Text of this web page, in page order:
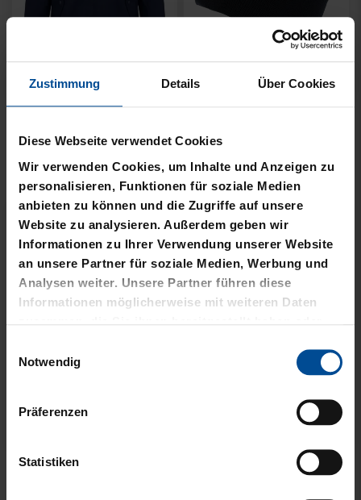
Zustimmung Details Über Cookies
Diese Webseite verwendet Cookies
Wir verwenden Cookies, um Inhalte und Anzeigen zu
personalisieren, Funktionen für soziale Medien
anbieten zu können und die Zugriffe auf unsere
Website zu analysieren. Außerdem geben wir
Informationen zu Ihrer Verwendung unserer Website
an unsere Partner für soziale Medien, Werbung und
Analysen weiter. Unsere Partner führen diese
Informationen möglicherweise mit weiteren Daten
gesammelt haben.
Notwendig
Präferenzen
Statistiken
Neu
SCHRIFTZUG NAVY
69,95 €
METALLIC NAVY
24,95 €
KUSCHELTUCH MIT